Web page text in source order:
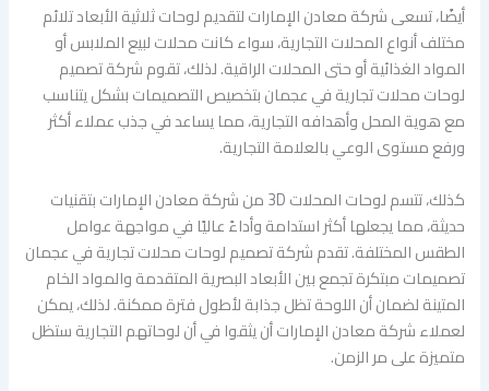
أيضًا، تسعى شركة معادن الإمارات لتقديم لوحات ثلاثية الأبعاد تلائم
مختلف أنواع المحلات التجارية، سواء كانت محلات لبيع الملابس أو
المواد الغذائية أو حتى المحلات الراقية. لذلك، تقوم شركة تصميم
لوحات محلات تجارية في عجمان بتخصيص التصميمات بشكل يتناسب
مع هوية المحل وأهدافه التجارية، مما يساعد في جذب عملاء أكثر
ورفع مستوى الوعي بالعلامة التجارية.
كذلك، تتسم لوحات المحلات 3D من شركة معادن الإمارات بتقنيات
حديثة، مما يجعلها أكثر استدامة وأداءً عاليًا في مواجهة عوامل
الطقس المختلفة. تقدم شركة تصميم لوحات محلات تجارية في عجمان
تصميمات مبتكرة تجمع بين الأبعاد البصرية المتقدمة والمواد الخام
المتينة لضمان أن اللوحة تظل جذابة لأطول فترة ممكنة. لذلك، يمكن
لعملاء شركة معادن الإمارات أن يثقوا في أن لوحاتهم التجارية ستظل
متميزة على مر الزمن.